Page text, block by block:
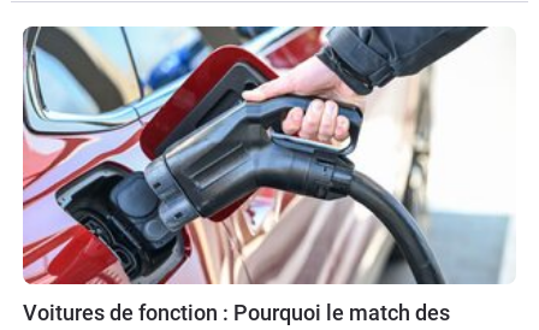
Voitures de fonction : Pourquoi le match des